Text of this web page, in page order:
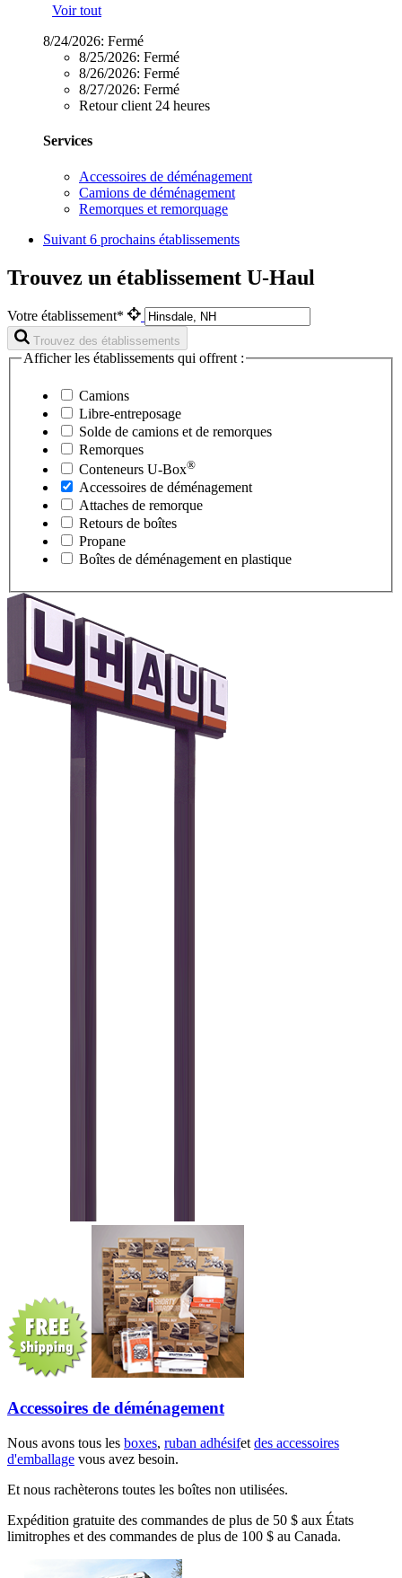
Voir tout
8/24/2026: Fermé
8/25/2026: Fermé
8/26/2026: Fermé
8/27/2026: Fermé
Retour client 24 heures
Services
Accessoires de déménagement
Camions de déménagement
Remorques et remorquage
Suivant 6 prochains établissements
Trouvez un établissement U-Haul
Votre établissement*
Trouvez des établissements
Afficher les établissements qui offrent :
Camions
Libre-entreposage
Solde de camions et de remorques
Remorques
Conteneurs U-Box®
Accessoires de déménagement
Attaches de remorque
Retours de boîtes
Propane
Boîtes de déménagement en plastique
Accessoires de déménagement
Nous avons tous les boxes, ruban adhésifet des accessoires
d'emballage vous avez besoin.
Et nous rachèterons toutes les boîtes non utilisées.
Expédition gratuite des commandes de plus de 50 $ aux États
limitrophes et des commandes de plus de 100 $ au Canada.